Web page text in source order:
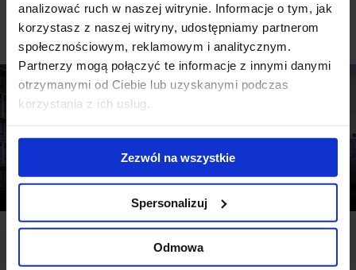
analizować ruch w naszej witrynie. Informacje o tym, jak
korzystasz z naszej witryny, udostępniamy partnerom
społecznościowym, reklamowym i analitycznym.
Partnerzy mogą połączyć te informacje z innymi danymi
otrzymanymi od Ciebie lub uzyskanymi podczas
korzystania z ich usług.
Zezwól na wszystkie
Spersonalizuj
Odmowa
Zobacz inne raporty
Regionalne rynki biurowe w Polsce, II kw. 2026 r. Warszawski rynek biurowy, II kw. 2026